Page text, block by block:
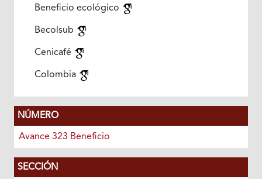
Beneficio ecológico
Becolsub
Cenicafé
Colombia
NÚMERO
Avance 323 Beneficio
SECCIÓN